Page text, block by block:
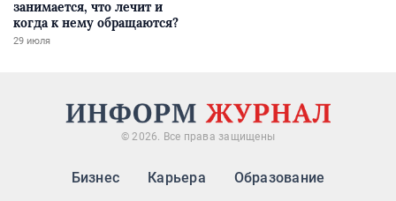
занимается, что лечит и
когда к нему обращаются?
29 июля
© 2026. Все права защищены
Бизнес Карьера Образование